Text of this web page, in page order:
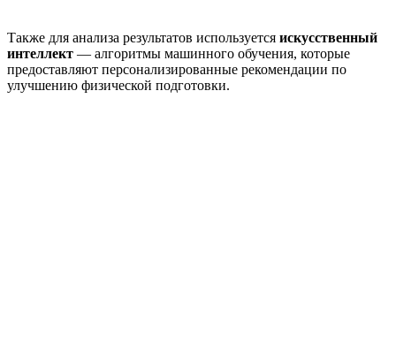
Также для анализа результатов используется искусственный
интеллект — алгоритмы машинного обучения, которые
предоставляют персонализированные рекомендации по
улучшению физической подготовки.